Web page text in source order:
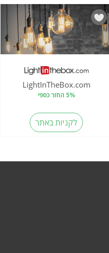
LightInTheBox.com
5% החזר כספי
לקניות באתר